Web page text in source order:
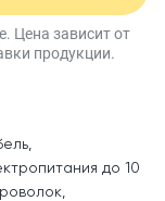
Цена зависит от
продукции.
до 10